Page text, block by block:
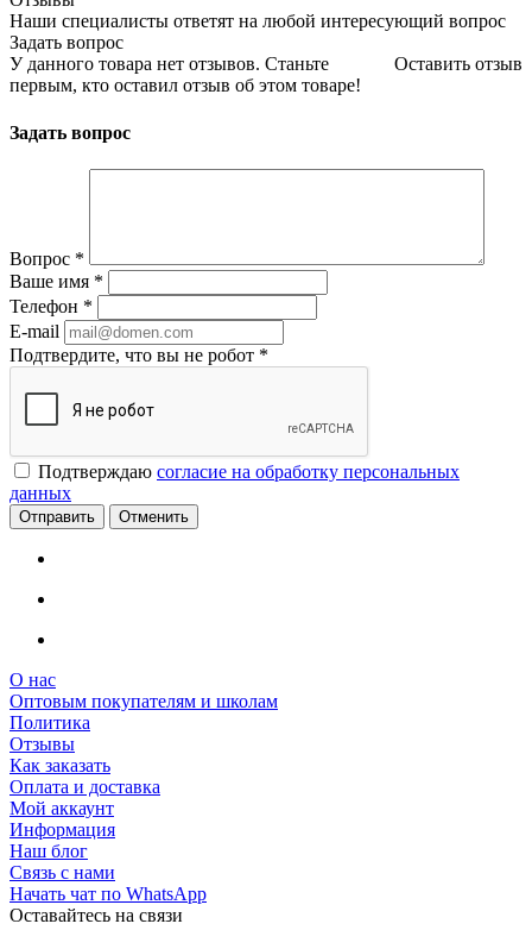
Наши специалисты ответят на любой интересующий вопрос
Задать вопрос
Оставить отзыв
У данного товара нет отзывов. Станьте
первым, кто оставил отзыв об этом товаре!
Задать вопрос
Вопрос *
Ваше имя *
Телефон *
E-mail
Подтвердите, что вы не робот *
Подтверждаю согласие на обработку персональных
данных
Отменить
О нас
Оптовым покупателям и школам
Политика
Отзывы
Как заказать
Оплата и доставка
Мой аккаунт
Информация
Наш блог
Связь с нами
Начать чат по WhatsApp
Оставайтесь на связи